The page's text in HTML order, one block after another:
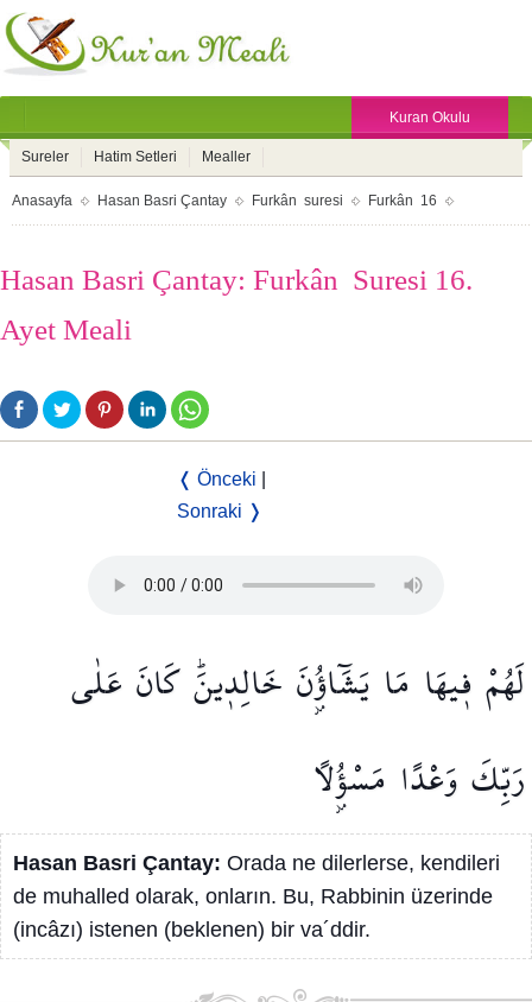
Kuran Okulu
Sureler Hatim Setleri Mealler
Anasayfa Hasan Basri Çantay Furkân suresi Furkân 16
Hasan Basri Çantay: Furkân Suresi 16.
Ayet Meali
❬ Önceki
Sonraki ❭
لَهُمْ ف۪يهَا مَا يَشَٓاؤُ۫نَ خَالِد۪ينَۜكَانَ عَلٰى
رَبِّكَوَعْدًا مَسْؤُ۫لًا
Hasan Basri Çantay: Orada ne dilerlerse, kendileri
de muhalled olarak, onların. Bu, Rabbinin üzerinde
(incâzı) istenen (beklenen) bir va´ddir.